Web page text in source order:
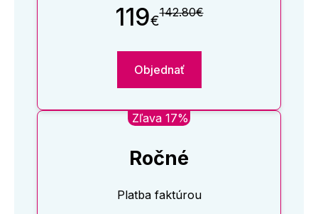
119€142.80€
Objednať
Zľava 17%
Ročné
Platba faktúrou